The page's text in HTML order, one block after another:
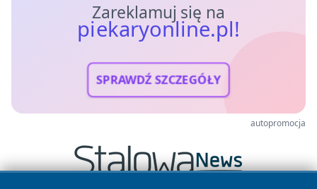
Zareklamuj się na
piekaryonline.pl!
SPRAWDŹ SZCZEGÓŁY
autopromocja